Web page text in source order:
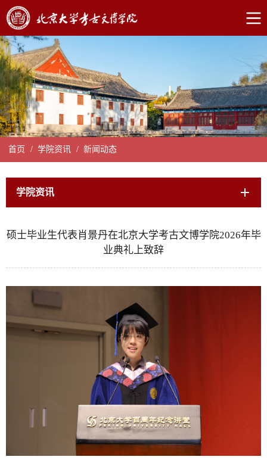
首页 / 学院资讯 / 新闻动态
学院资讯
硕士毕业生代表肖景丹在北京大学考古文博学院2026年毕
业典礼上致辞